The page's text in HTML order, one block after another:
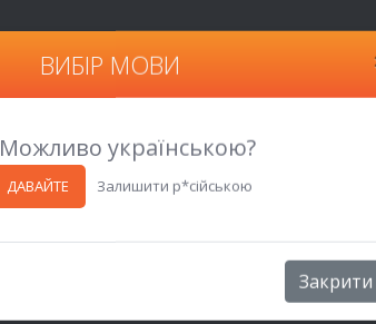
ВИБІР МОВИ
Можливо українською?
ДАВАЙТЕ Залишити р*сійською
Закрити